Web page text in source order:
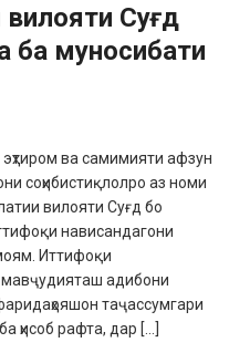
Суғд
ба муносибати
ва самимияти афзун
соҳибистиқлолро аз номи
вилояти Суғд бо
нависандагони
Иттифоқи
мавҷудияташ адибони
таҷассумгари
ҳисоб рафта, дар […]